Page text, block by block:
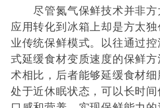
尽管氮气保鲜技术并非方
应用转化到冰箱上却是方太
业传统保鲜模式。以往通过
式延缓食材变质速度的保鲜
术相比，后者能够延缓食材
处于近休眠状态，可以长时间